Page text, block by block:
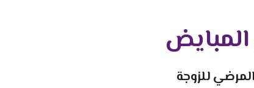
للزوجة